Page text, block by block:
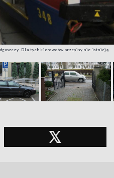
Dla tych kierowców przepisy nie istnieją